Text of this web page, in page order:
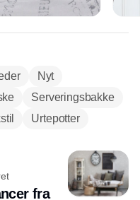
Nyt
Serveringsbakke
Urtepotter
fra